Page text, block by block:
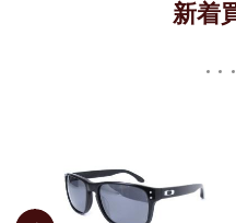
新着